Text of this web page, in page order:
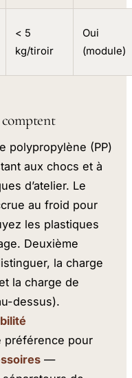
< 5
kg/tiroir
Oui
(module)
polypropylène (PP)
aux chocs et à
d’atelier. Le
au froid pour
les plastiques
Deuxième
la charge
la charge de
dessus).
préférence pour
—